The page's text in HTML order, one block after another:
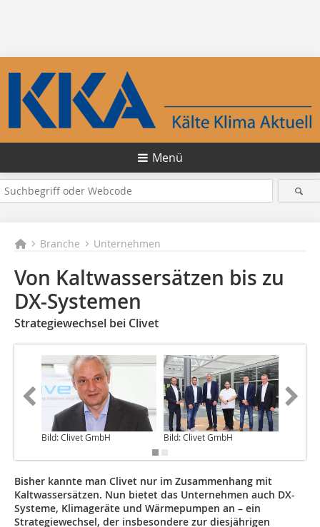
Menü
Branche Unternehmen
Von Kaltwassersätzen bis zu
DX-Systemen
Strategiewechsel bei Clivet
Bild: Clivet GmbH Bild: Clivet GmbH
Bisher kannte man Clivet nur im Zusammenhang mit
Kaltwassersätzen. Nun bietet das Unternehmen auch DX-
Systeme, Klimageräte und Wärmepumpen an – ein
Strategiewechsel, der insbesondere zur diesjährigen